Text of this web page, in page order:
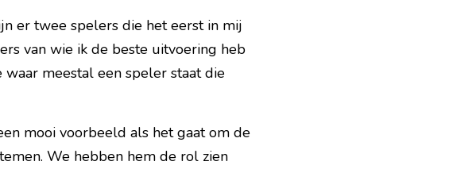
er twee spelers die het eerst in mij
van wie ik de beste uitvoering heb
meestal een speler staat die
mooi voorbeeld als het gaat om de
We hebben hem de rol zien